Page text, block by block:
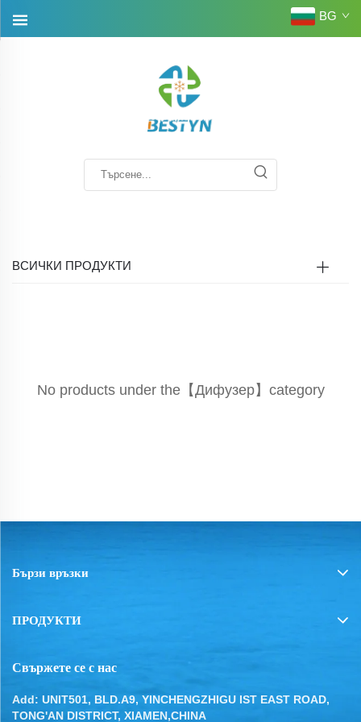
BG
ВСИЧКИ ПРОДУКТИ
No products under the【Дифузер】category
Бързи връзки
ПРОДУКТИ
Свържете се с нас
Add: UNIT501, BLD.A9, YINCHENGZHIGU IST EAST ROAD,
TONG'AN DISTRICT, XIAMEN,CHINA